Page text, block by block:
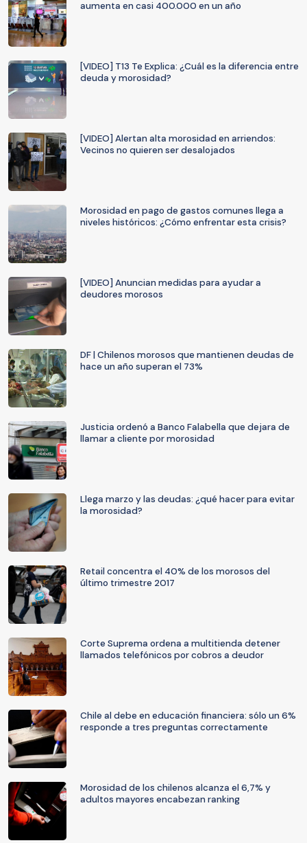
aumenta en casi 400.000 en un año
[VIDEO] T13 Te Explica: ¿Cuál es la diferencia entre
deuda y morosidad?
[VIDEO] Alertan alta morosidad en arriendos:
Vecinos no quieren ser desalojados
Morosidad en pago de gastos comunes llega a
niveles históricos: ¿Cómo enfrentar esta crisis?
[VIDEO] Anuncian medidas para ayudar a
deudores morosos
DF | Chilenos morosos que mantienen deudas de
hace un año superan el 73%
Justicia ordenó a Banco Falabella que dejara de
llamar a cliente por morosidad
Llega marzo y las deudas: ¿qué hacer para evitar
la morosidad?
Retail concentra el 40% de los morosos del
último trimestre 2017
Corte Suprema ordena a multitienda detener
llamados telefónicos por cobros a deudor
Chile al debe en educación financiera: sólo un 6%
responde a tres preguntas correctamente
Morosidad de los chilenos alcanza el 6,7% y
adultos mayores encabezan ranking